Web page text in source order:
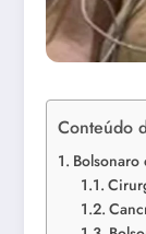
Conteúdo